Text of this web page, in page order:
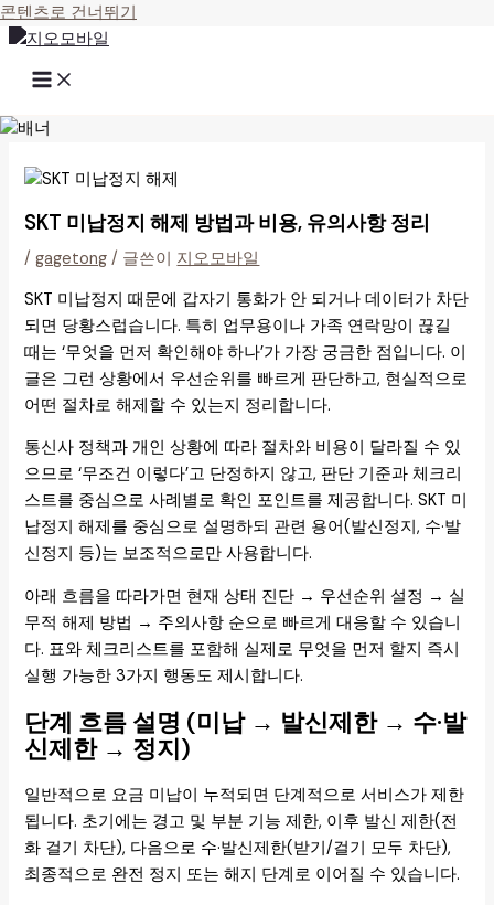
콘텐츠로 건너뛰기
SKT 미납정지 해제 방법과 비용, 유의사항 정리
/gagetong / 글쓴이 지오모바일
SKT 미납정지 때문에 갑자기 통화가 안 되거나 데이터가 차단
되면 당황스럽습니다. 특히 업무용이나 가족 연락망이 끊길
때는 ‘무엇을 먼저 확인해야 하나’가 가장 궁금한 점입니다. 이
글은 그런 상황에서 우선순위를 빠르게 판단하고, 현실적으로
어떤 절차로 해제할 수 있는지 정리합니다.
통신사 정책과 개인 상황에 따라 절차와 비용이 달라질 수 있
으므로 ‘무조건 이렇다’고 단정하지 않고, 판단 기준과 체크리
스트를 중심으로 사례별로 확인 포인트를 제공합니다. SKT 미
납정지 해제를 중심으로 설명하되 관련 용어(발신정지, 수·발
신정지 등)는 보조적으로만 사용합니다.
아래 흐름을 따라가면 현재 상태 진단 → 우선순위 설정 → 실
무적 해제 방법 → 주의사항 순으로 빠르게 대응할 수 있습니
다. 표와 체크리스트를 포함해 실제로 무엇을 먼저 할지 즉시
실행 가능한 3가지 행동도 제시합니다.
단계 흐름 설명 (미납 → 발신제한 → 수·발
신제한 → 정지)
일반적으로 요금 미납이 누적되면 단계적으로 서비스가 제한
됩니다. 초기에는 경고 및 부분 기능 제한, 이후 발신 제한(전
화 걸기 차단), 다음으로 수·발신제한(받기/걸기 모두 차단),
최종적으로 완전 정지 또는 해지 단계로 이어질 수 있습니다.